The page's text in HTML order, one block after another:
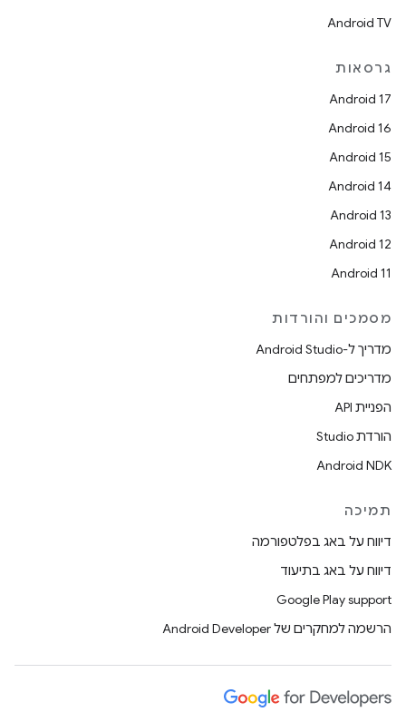
Android TV
גרסאות
Android 17
Android 16
Android 15
Android 14
Android 13
Android 12
Android 11
מסמכים והורדות
מדריך ל-Android Studio
מדריכים למפתחים
הפניית API
הורדת Studio
Android NDK
תמיכה
דיווח על באג בפלטפורמה
דיווח על באג בתיעוד
Google Play support
הרשמה למחקרים של Android Developer